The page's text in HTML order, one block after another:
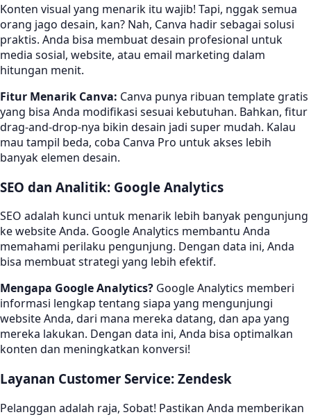
Konten visual yang menarik itu wajib! Tapi, nggak semua
orang jago desain, kan? Nah, Canva hadir sebagai solusi
praktis. Anda bisa membuat desain profesional untuk
media sosial, website, atau email marketing dalam
hitungan menit.
Fitur Menarik Canva: Canva punya ribuan template gratis
yang bisa Anda modifikasi sesuai kebutuhan. Bahkan, fitur
drag-and-drop-nya bikin desain jadi super mudah. Kalau
mau tampil beda, coba Canva Pro untuk akses lebih
banyak elemen desain.
SEO dan Analitik: Google Analytics
SEO adalah kunci untuk menarik lebih banyak pengunjung
ke website Anda. Google Analytics membantu Anda
memahami perilaku pengunjung. Dengan data ini, Anda
bisa membuat strategi yang lebih efektif.
Mengapa Google Analytics? Google Analytics memberi
informasi lengkap tentang siapa yang mengunjungi
website Anda, dari mana mereka datang, dan apa yang
mereka lakukan. Dengan data ini, Anda bisa optimalkan
konten dan meningkatkan konversi!
Layanan Customer Service: Zendesk
Pelanggan adalah raja, Sobat! Pastikan Anda memberikan